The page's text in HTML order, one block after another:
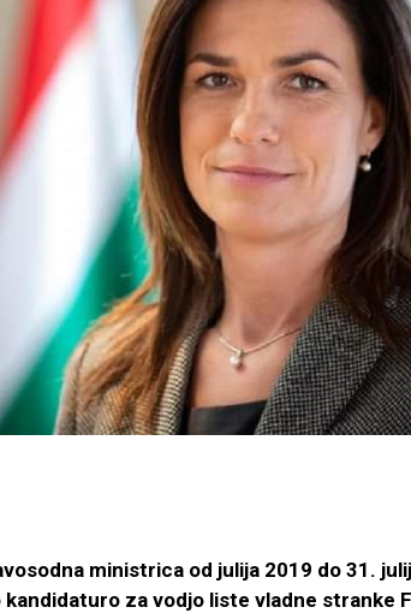
ministrica od julija 2019 do 31.
kandidaturo za vodjo liste vladne stranke